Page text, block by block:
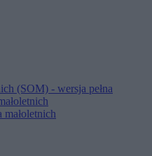
(SOM) - wersja pełna